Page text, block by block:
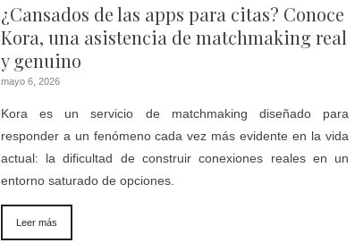
¿Cansados de las apps para citas? Conoce
Kora, una asistencia de matchmaking real
y genuino
mayo 6, 2026
Kora es un servicio de matchmaking diseñado para
responder a un fenómeno cada vez más evidente en la vida
actual: la dificultad de construir conexiones reales en un
entorno saturado de opciones.
Leer más